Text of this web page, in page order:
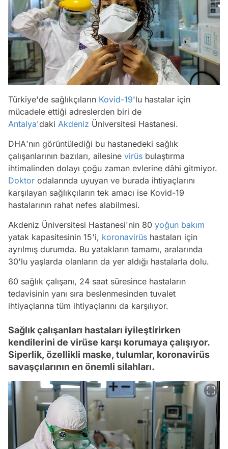
Türkiye'de sağlıkçıların Kovid-19'lu hastalar için
mücadele ettiği adreslerden biri de
Antalya'daki Akdeniz Üniversitesi Hastanesi.
DHA'nın görüntülediği bu hastanedeki sağlık
çalışanlarının bazıları, ailesine virüs bulaştırma
ihtimalinden dolayı çoğu zaman evlerine dâhi gitmiyor.
Doktor odalarında uyuyan ve burada ihtiyaçlarını
karşılayan sağlıkçıların tek amacı ise Kovid-19
hastalarının rahat nefes alabilmesi.
Akdeniz Üniversitesi Hastanesi'nin 80 yoğun bakım
yatak kapasitesinin 15'i, koronavirüs hastaları için
ayrılmış durumda. Bu yatakların tamamı, aralarında
30'lu yaşlarda olanların da yer aldığı hastalarla dolu.
60 sağlık çalışanı, 24 saat süresince hastaların
tedavisinin yanı sıra beslenmesinden tuvalet
ihtiyaçlarına tüm ihtiyaçlarını da karşılıyor.
Sağlık çalışanları hastaları iyileştirirken
kendilerini de virüse karşı korumaya çalışıyor.
Siperlik, özellikli maske, tulumlar, koronavirüs
savaşçılarının en önemli silahları.